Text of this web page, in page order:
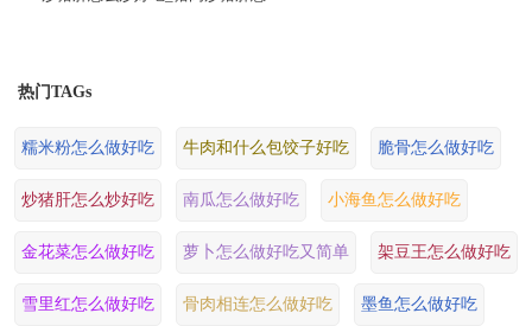
热门TAGs
糯米粉怎么做好吃 牛肉和什么包饺子好吃 脆骨怎么做好吃
炒猪肝怎么炒好吃 南瓜怎么做好吃 小海鱼怎么做好吃
金花菜怎么做好吃 萝卜怎么做好吃又简单 架豆王怎么做好吃
雪里红怎么做好吃 骨肉相连怎么做好吃 墨鱼怎么做好吃